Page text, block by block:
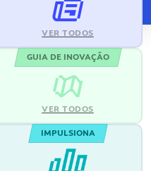
VER TODOS
GUIA DE INOVAÇÃO
VER TODOS
IMPULSIONA